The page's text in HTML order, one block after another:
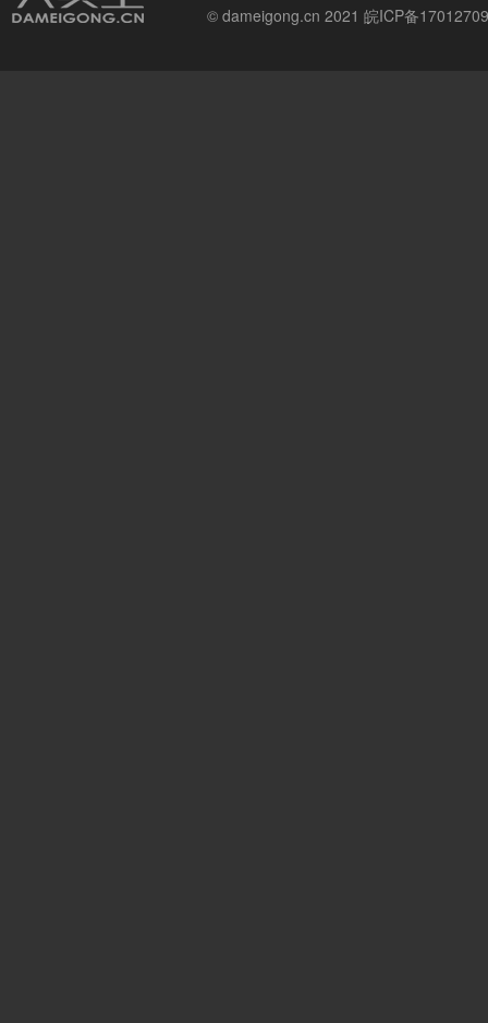
© dameigong.cn 2021 皖ICP备